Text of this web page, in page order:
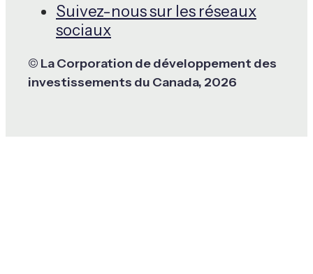
Suivez-nous sur les réseaux
sociaux
© La Corporation de développement des
investissements du Canada, 2026